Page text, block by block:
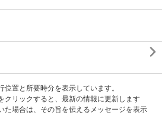

位置と所要時分を表示しています。
クリックすると、最新の情報に更新します
た場合は、その旨を伝えるメッセージを表示